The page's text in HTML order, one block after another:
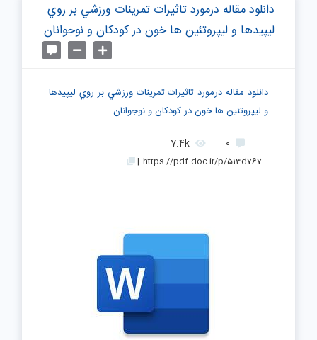
دانلود مقاله درمورد تاثيرات تمرينات ورزشي بر روي
ليپيدها و ليپروتئين ها خون در كودكان و نوجوانان
دانلود مقاله درمورد تاثيرات تمرينات ورزشي بر روي ليپيدها
و ليپروتئين ها خون در كودكان و نوجوانان
0
7.4k
https://pdf-doc.ir/p/513d767
|